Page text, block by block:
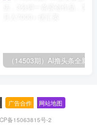
广告合作 网站地图
备15063815号-2